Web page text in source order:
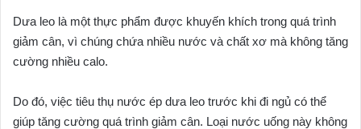
Dưa leo là một thực phẩm được khuyến khích trong quá trình
giảm cân, vì chúng chứa nhiều nước và chất xơ mà không tăng
cường nhiều calo.
Do đó, việc tiêu thụ nước ép dưa leo trước khi đi ngủ có thể
giúp tăng cường quá trình giảm cân. Loại nước uống này không